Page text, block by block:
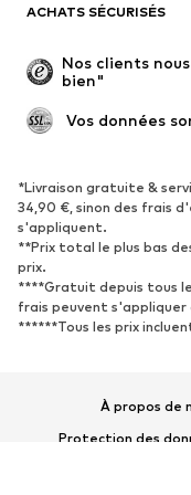
Occasions spéciales
Remise à neuf
Nouveautés
Baskets
Escarpins et talons
Sandales
Chaussures de sport
ACHATS SÉCURISÉS
Nos clients
bien"
Vos données
*Livraison gratuite &
34,90 €, sinon des frais
s'appliquent.
**Prix total le plus bas
prix.
****Gratuit depuis tous
frais peuvent
******Tous les prix
À propos de
Protection des